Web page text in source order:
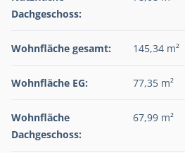
Dachgeschoss:
Wohnfläche gesamt: 145,34 m²
Wohnfläche EG: 77,35 m²
Wohnfläche
Dachgeschoss:
67,99 m²